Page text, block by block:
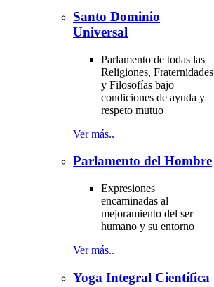
Santo Dominio
Universal
Parlamento de todas las
Religiones, Fraternidades
y Filosofías bajo
condiciones de ayuda y
respeto mutuo
Ver más..
Parlamento del Hombre
Expresiones
encaminadas al
mejoramiento del ser
humano y su entorno
Ver más..
Yoga Integral Científica